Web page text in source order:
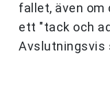
fallet, även om
ett "tack och
Avslutningsvis